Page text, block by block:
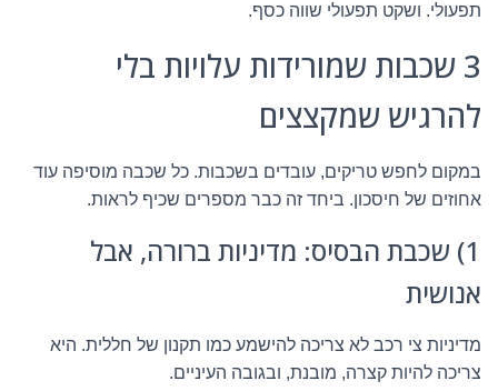
תפעולי. ושקט תפעולי שווה כסף.
3 שכבות שמורידות עלויות בלי
להרגיש שמקצצים
במקום לחפש טריקים, עובדים בשכבות. כל שכבה מוסיפה עוד
אחוזים של חיסכון. ביחד זה כבר מספרים שכיף לראות.
1) שכבת הבסיס: מדיניות ברורה, אבל
אנושית
מדיניות צי רכב לא צריכה להישמע כמו תקנון של חללית. היא
צריכה להיות קצרה, מובנת, ובגובה העיניים.